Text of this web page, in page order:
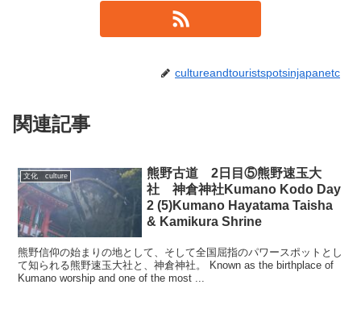
cultureandtouristspotsinjapanetc
関連記事
文化 culture
熊野古道 2日目⑤熊野速玉大
社 神倉神社Kumano Kodo Day
2 (5)Kumano Hayatama Taisha
& Kamikura Shrine
熊野信仰の始まりの地として、そして全国屈指のパワースポットとし
て知られる熊野速玉大社と、神倉神社。 Known as the birthplace of
Kumano worship and one of the most ...